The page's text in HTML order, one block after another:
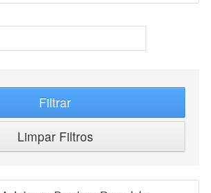
Filtrar
Limpar Filtros